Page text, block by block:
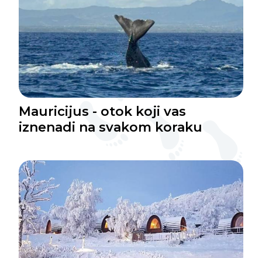
Mauricijus - otok koji vas
iznenadi na svakom koraku